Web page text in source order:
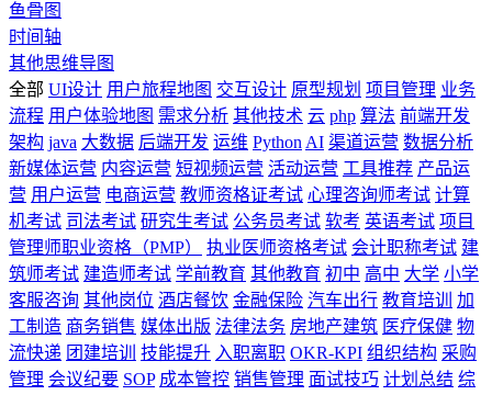
鱼骨图
时间轴
其他思维导图
全部 UI设计 用户旅程地图 交互设计 原型规划 项目管理 业务
流程 用户体验地图 需求分析 其他技术 云 php 算法 前端开发
架构 java 大数据 后端开发 运维 Python AI 渠道运营 数据分析
新媒体运营 内容运营 短视频运营 活动运营 工具推荐 产品运
营 用户运营 电商运营 教师资格证考试 心理咨询师考试 计算
机考试 司法考试 研究生考试 公务员考试 软考 英语考试 项目
管理师职业资格（PMP）
执业医师资格考试 会计职称考试 建
筑师考试 建造师考试 学前教育 其他教育 初中 高中 大学 小学
客服咨询 其他岗位 酒店餐饮 金融保险 汽车出行 教育培训
加
工制造 商务销售 媒体出版 法律法务 房地产建筑 医疗保健 物
流快递 团建培训 技能提升 入职离职 OKR-KPI 组织结构 采购
管理 会议纪要 SOP 成本管控 销售管理 面试技巧 计划总结 综